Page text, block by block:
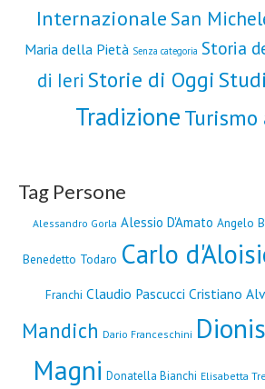
InternazionaleSan
Maria della Pietà Senza categoria Storia
di Ieri Storie di Oggi
TradizioneTurismo
Tag Persone
Alessandro Gorla Alessio D'Amato Angelo
Benedetto Todaro Carlo
Franchi Claudio Pascucci Cristiano
Mandich Dario Franceschini
Magni Donatella Bianchi Elisabetta